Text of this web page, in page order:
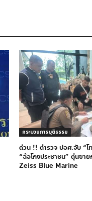
กระบวนการยุติธรรม
ด่วน !! ตำรวจ ปอศ.จับ “โ
“ฉ้อโกงประชาชน” ตุ๋นขา
Zeiss Blue Marine